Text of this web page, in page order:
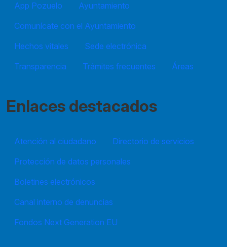
App Pozuelo
Ayuntamiento
Comunícate con el Ayuntamiento
Hechos vitales
Sede electrónica
Transparencia
Trámites frecuentes Áreas
Enlaces destacados
Atención al ciudadano
Directorio de servicios
Protección de datos personales
Boletines electrónicos
Canal interno de denuncias
Fondos Next Generation EU